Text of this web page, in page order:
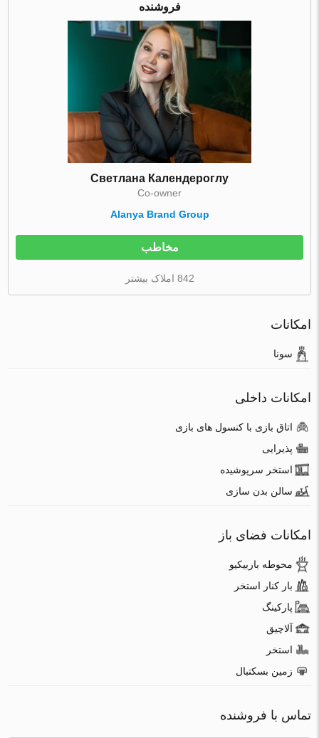
فروشنده
Светлана Календероглу
Co-owner
Alanya Brand Group
مخاطب
842 املاک بیشتر
امکانات
سونا
امکانات داخلی
اتاق بازی با کنسول های بازی
پذیرایی
استخر سرپوشیده
سالن بدن سازی
امکانات فضای باز
محوطه باربیکیو
بار کنار استخر
پارکینگ
آلاچیق
استخر
زمین بسکتبال
تماس با فروشنده